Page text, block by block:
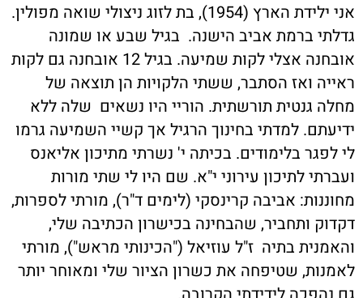
אני ילידת הארץ (1954), בת לזוג ניצולי שואה מפולין.
גדלתי ברמת אביב הישנה. בגיל שבע או שמונה
אובחנה אצלי לקות שמיעה. בגיל 12 אובחנה גם לקות
ראייה ואז הסתבר, ששתי הלקויות הן תוצאה של
מחלה גנטית תורשתית. הוריי היו נשאים שלה ללא
ידיעתם. למדתי בחינוך הרגיל אך קשיי השמיעה גרמו
לי לפגר בלימודים. בכיתה י' נשרתי מתיכון אליאנס
ועברתי לתיכון עירוני י"א. שם היו לי שתי מורות
מחוננות: אביבה קרינסקי (לימים ד"ר), מורתי לספרות,
דקדוק ותחביר, שהבחינה בכישרון הכתיבה שלי,
והאמנית בתיה ז"ל עוזיאל ("הכינותי מראש"), מורתי
לאמנות, שטיפחה את כשרון הציור שלי ומאוחר יותר